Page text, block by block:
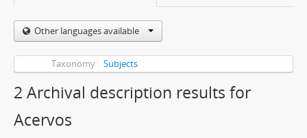
Other languages available
Taxonomy Subjects
2 Archival description results for
Acervos